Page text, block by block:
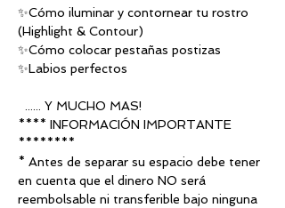
✨Cómo iluminar y contornear tu rostro
(Highlight & Contour)
✨Cómo colocar pestañas postizas
✨Labios perfectos
...... Y MUCHO MAS!
**** INFORMACIÓN IMPORTANTE
********
* Antes de separar su espacio debe tener
en cuenta que el dinero NO será
reembolsable ni transferible bajo ninguna